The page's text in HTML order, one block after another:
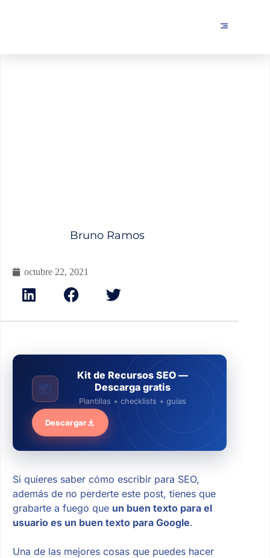
Bruno Ramos
octubre 22, 2021
📦
Kit de Recursos SEO —
Descarga gratis
Plantillas + checklists + guías
Descargar
Si quieres saber cómo escribir para SEO,
además de no perderte este post, tienes que
grabarte a fuego que un buen texto para el
usuario es un buen texto para Google.
Una de las mejores cosas que puedes hacer